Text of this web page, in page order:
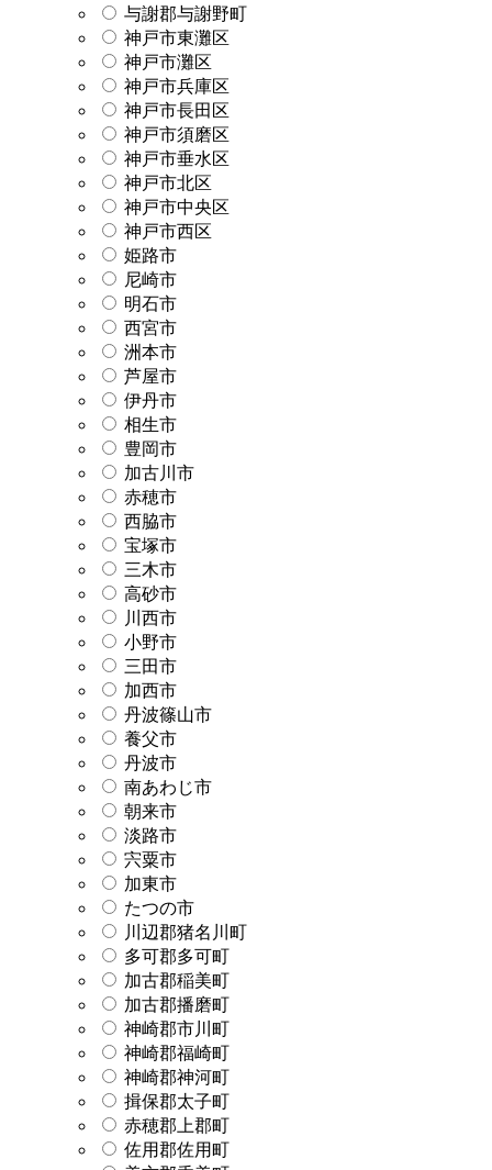
与謝郡与謝野町
神戸市東灘区
神戸市灘区
神戸市兵庫区
神戸市長田区
神戸市須磨区
神戸市垂水区
神戸市北区
神戸市中央区
神戸市西区
姫路市
尼崎市
明石市
西宮市
洲本市
芦屋市
伊丹市
相生市
豊岡市
加古川市
赤穂市
西脇市
宝塚市
三木市
高砂市
川西市
小野市
三田市
加西市
丹波篠山市
養父市
丹波市
南あわじ市
朝来市
淡路市
宍粟市
加東市
たつの市
川辺郡猪名川町
多可郡多可町
加古郡稲美町
加古郡播磨町
神崎郡市川町
神崎郡福崎町
神崎郡神河町
揖保郡太子町
赤穂郡上郡町
佐用郡佐用町